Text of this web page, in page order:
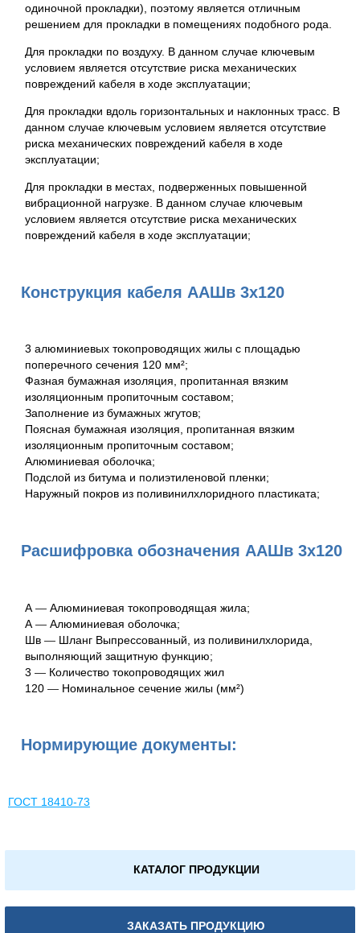
одиночной прокладки), поэтому является отличным
решением для прокладки в помещениях подобного рода.
Для прокладки по воздуху. В данном случае ключевым
условием является отсутствие риска механических
повреждений кабеля в ходе эксплуатации;
Для прокладки вдоль горизонтальных и наклонных трасс. В
данном случае ключевым условием является отсутствие
риска механических повреждений кабеля в ходе
эксплуатации;
Для прокладки в местах, подверженных повышенной
вибрационной нагрузке. В данном случае ключевым
условием является отсутствие риска механических
повреждений кабеля в ходе эксплуатации;
Конструкция кабеля ААШв 3х120
3 алюминиевых токопроводящих жилы с площадью
поперечного сечения 120 мм²;
Фазная бумажная изоляция, пропитанная вязким
изоляционным пропиточным составом;
Заполнение из бумажных жгутов;
Поясная бумажная изоляция, пропитанная вязким
изоляционным пропиточным составом;
Алюминиевая оболочка;
Подслой из битума и полиэтиленовой пленки;
Наружный покров из поливинилхлоридного пластиката;
Расшифровка обозначения ААШв 3х120
А — Алюминиевая токопроводящая жила;
А — Алюминиевая оболочка;
Шв — Шланг Выпрессованный, из поливинилхлорида,
выполняющий защитную функцию;
3 — Количество токопроводящих жил
120 — Номинальное сечение жилы (мм²)
Нормирующие документы:
ГОСТ 18410-73
КАТАЛОГ ПРОДУКЦИИ
ЗАКАЗАТЬ ПРОДУКЦИЮ